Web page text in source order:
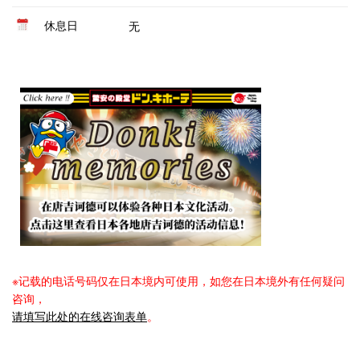
休息日 无
※记载的电话号码仅在日本境内可使用，如您在日本境外有任何疑问
咨询，
请填写此处的在线咨询表单。